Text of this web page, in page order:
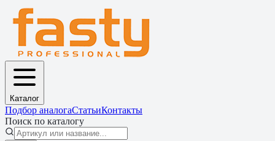
Каталог
Подбор аналогаСтатьиКонтакты
Поиск по каталогу